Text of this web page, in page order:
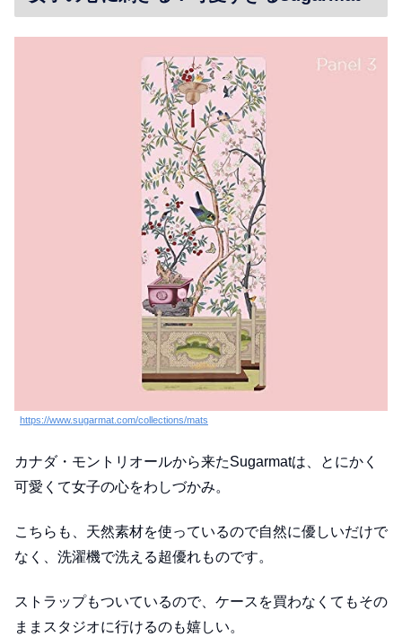
https://www.sugarmat.com/collections/mats
カナダ・モントリオールから来たSugarmatは、とにかく
可愛くて女子の心をわしづかみ。
こちらも、天然素材を使っているので自然に優しいだけで
なく、洗濯機で洗える超優れものです。
ストラップもついているので、ケースを買わなくてもその
ままスタジオに行けるのも嬉しい。